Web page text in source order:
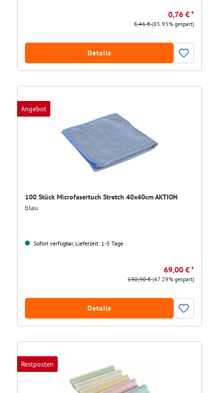
0,76 € *
5,41 €(85.95% gespart)
Details
Angebot
100 Stück Microfasertuch Stretch 40x40cm AKTION
blau
Sofort verfügbar, Lieferzeit: 1-5 Tage
69,00 € *
130,90 €(47.29% gespart)
Details
Restposten